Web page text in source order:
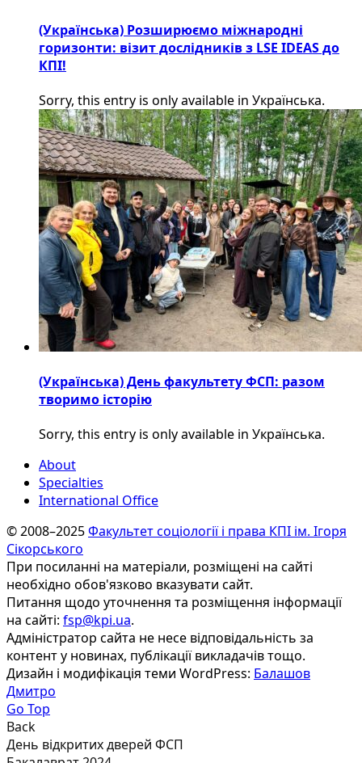
(Українська) Розширюємо міжнародні
горизонти: візит дослідників з LSE IDEAS до
КПІ!
Sorry, this entry is only available in Українська.
(Українська) День факультету ФСП: разом
творимо історію
Sorry, this entry is only available in Українська.
About
Specialties
International Office
© 2008–2025Факультет соціології і права КПІ ім. Ігоря
Сікорського
При посиланні на матеріали, розміщені на сайті
необхідно обов'язково вказувати сайт.
Питання щодо уточнення та розміщення інформації
на сайті: fsp@kpi.ua.
Адміністратор сайта не несе відповідальність за
контент у новинах, публікації викладачів тощо.
Дизайн і модифікація теми WordPress: Балашов
Дмитро
Go Top
Back
День відкритих дверей ФСП